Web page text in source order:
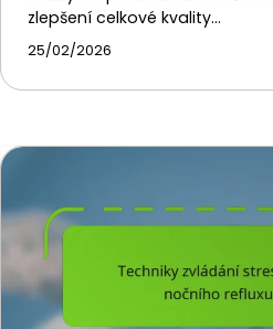
zlepšení celkové kvality…
25/02/2026